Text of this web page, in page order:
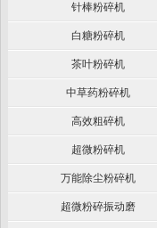
针棒粉碎机
白糖粉碎机
茶叶粉碎机
中草药粉碎机
高效粗碎机
超微粉碎机
万能除尘粉碎机
超微粉碎振动磨